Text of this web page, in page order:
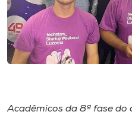
Unoesc
Store
o idioma
Acadêmicos da 8ª fase